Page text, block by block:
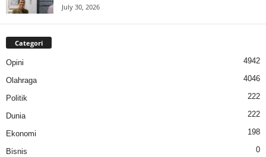
July 30, 2026
Categori
Opini 4942
Olahraga 4046
Politik 222
Dunia 222
Ekonomi 198
Bisnis 0